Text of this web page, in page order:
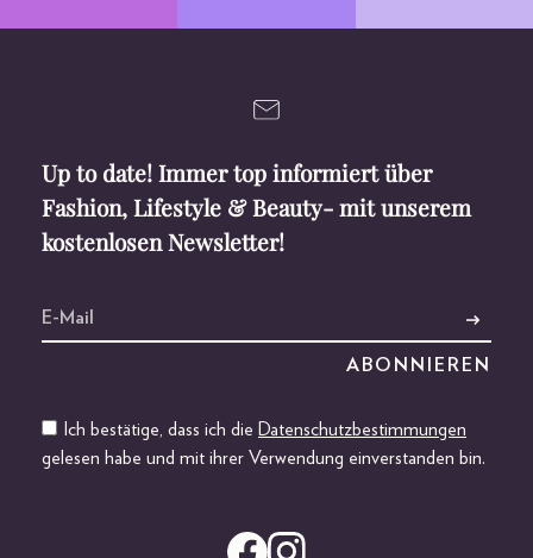
Up to date! Immer top informiert über
Fashion, Lifestyle & Beauty- mit unserem
kostenlosen Newsletter!
Ich bestätige, dass ich die Datenschutzbestimmungen
gelesen habe und mit ihrer Verwendung einverstanden bin.